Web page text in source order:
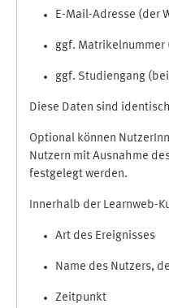
E-Mail-Adresse (der
ggf. Matrikelnummer
ggf. Studiengang
Diese Daten sind
Optional können
Nutzern mit Ausnahme
festgelegt werden.
Innerhalb der Learnweb-
Art des Ereignisses
Name des Nutzers,
Zeitpunkt